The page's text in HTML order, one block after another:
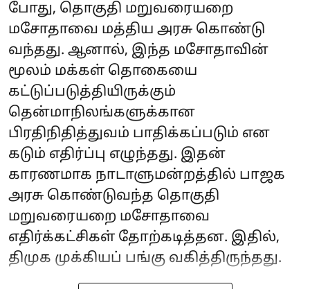
போது, தொகுதி மறுவரையறை
மசோதாவை மத்திய அரசு கொண்டு
வந்தது. ஆனால், இந்த மசோதாவின்
மூலம் மக்கள் தொகையை
கட்டுப்படுத்தியிருக்கும்
தென்மாநிலங்களுக்கான
பிரதிநிதித்துவம் பாதிக்கப்படும் என
கடும் எதிர்ப்பு எழுந்தது. இதன்
காரணமாக நாடாளுமன்றத்தில் பாஜக
அரசு கொண்டுவந்த தொகுதி
மறுவரையறை மசோதாவை
எதிர்க்கட்சிகள் தோற்கடித்தன. இதில்,
திமுக முக்கியப் பங்கு வகித்திருந்தது.